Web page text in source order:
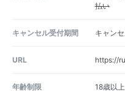
払い
キャンセル受付期間 キャン
URL https://
年齢制限 18歳以上